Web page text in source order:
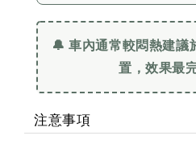
🔔 車內通常較悶熱建議
置，效果最
注意事項